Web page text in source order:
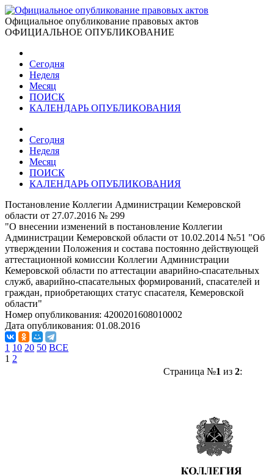
Официальное опубликование правовых актов
ОФИЦИАЛЬНОЕ ОПУБЛИКОВАНИЕ
Сегодня
Неделя
Месяц
ПОИСК
КАЛЕНДАРЬ ОПУБЛИКОВАНИЯ
Сегодня
Неделя
Месяц
ПОИСК
КАЛЕНДАРЬ ОПУБЛИКОВАНИЯ
Постановление Коллегии Администрации Кемеровской
области от 27.07.2016 № 299
"О внесении изменений в постановление Коллегии
Администрации Кемеровской области от 10.02.2014 №51 "Об
утверждении Положения и состава постоянно действующей
аттестационной комиссии Коллегии Администрации
Кемеровской области по аттестации аварийно-спасательных
служб, аварийно-спасательных формирований, спасателей и
граждан, приобретающих статус спасателя, Кемеровской
области"
Номер опубликования: 4200201608010002
Дата опубликования: 01.08.2016
1 10 20 50 ВСЕ
1 2
Страница №1 из 2: